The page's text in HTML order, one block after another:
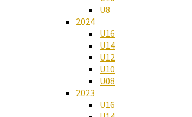
U8
2024
U16
U14
U12
U10
U08
2023
U16